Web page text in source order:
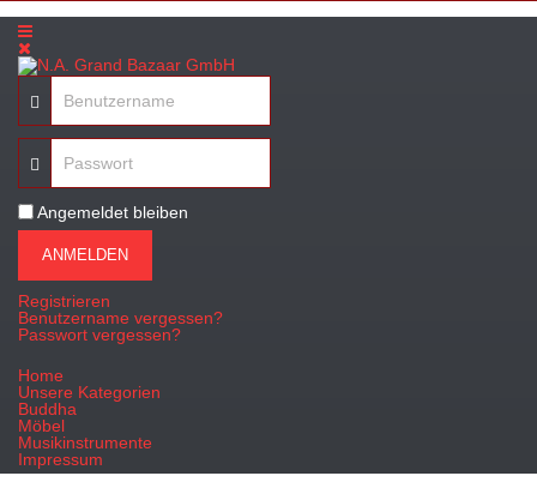
Angemeldet bleiben
ANMELDEN
Registrieren
Benutzername vergessen?
Passwort vergessen?
Home
Unsere Kategorien
Buddha
Möbel
Musikinstrumente
Impressum